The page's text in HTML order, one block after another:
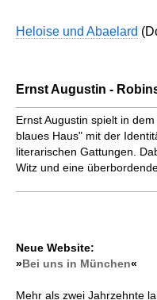
Heloise und Abaelard
Ernst Augustin -
Ernst Augustin spielt in
blaues Haus" mit der
literari­schen Gattungen.
Witz und eine
Neue Website:
»Bei uns in München«
Mehr als zwei Jahrzehnte